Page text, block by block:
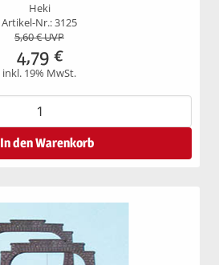
Heki
Artikel-Nr.: 3125
5,60€ UVP
4,79 €
inkl. 19% MwSt.
In den Warenkorb